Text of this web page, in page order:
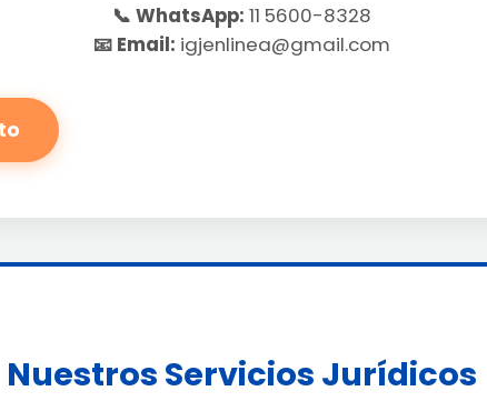
📞 WhatsApp: 11 5600-8328
📧 Email: igjenlinea@gmail.com
Nuestros Servicios Jurídicos